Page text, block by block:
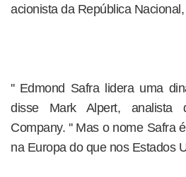
acionista da República
'' Edmond Safra lidera uma
disse Mark Alpert, analista
Company. '' Mas o nome Safra
na Europa do que nos Estados